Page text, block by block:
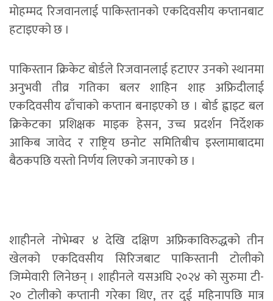
मोहम्मद रिजवानलाई पाकिस्तानको एकदिवसीय कप्तानबाट
हटाइएको छ ।
पाकिस्तान क्रिकेट बोर्डले रिजवानलाई हटाएर उनको स्थानमा
अनुभवी तीव्र गतिका बलर शाहिन शाह अफ्रिदीलाई
एकदिवसीय ढाँचाको कप्तान बनाइएको छ । बोर्ड ह्वाइट बल
क्रिकेटका प्रशिक्षक माइक हेसन, उच्च प्रदर्शन निर्देशक
आकिब जावेद र राष्ट्रिय छनोट समितिबीच इस्लामाबादमा
बैठकपछि यस्तो निर्णय लिएको जनाएको छ ।
शाहीनले नोभेम्बर ४ देखि दक्षिण अफ्रिकाविरुद्धको तीन
खेलको एकदिवसीय सिरिजबाट पाकिस्तानी टोलीको
जिम्मेवारी लिनेछन् । शाहीनले यसअघि २०२४ को सुरुमा टी-
२० टोलीको कप्तानी गरेका थिए, तर दुई महिनापछि मात्र